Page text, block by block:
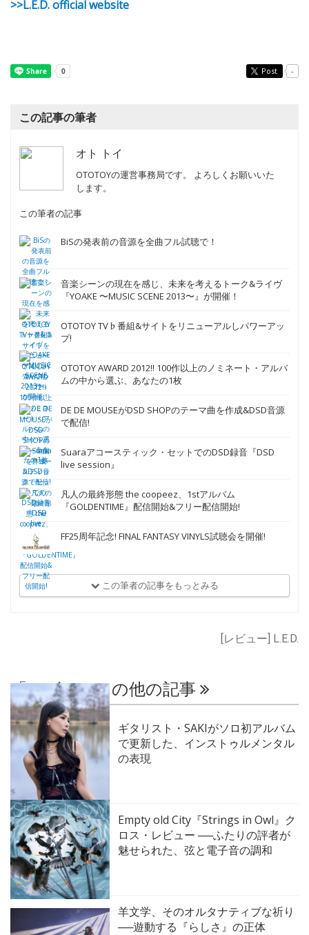
>>L.E.D. official website
Post -
この記事の筆者
オト トイ
OTOTOYの運営事務局です。 よろしくお願いいた
します。
この筆者の記事
BiSの発表前の音源を全曲フル試聴で！
音楽シーンの現在を感じ、未来を考えるトーク&ライヴ
『YOAKE 〜MUSIC SCENE 2013〜』が開催！
OTOTOY TV♭番組&サイトをリニューアルしパワーアッ
プ!
OTOTOY AWARD 2012!! 100作以上のノミネート・アルバ
ムの中から選ぶ、あなたの1枚
DE DE MOUSEがDSD SHOPのテーマ曲を作成&DSD音源
で配信!
Suaraアコースティック・セットでのDSD録音『DSD
live session』
凡人の最終形態 the coopeez、1stアルバム
『GOLDENTIME』配信開始&フリー配信開始!
FF25周年記念! FINAL FANTASY VINYLS試聴会を開催!
この筆者の記事をもっとみる
[レビュー] L.E.D.
「レビュー」の他の記事
ギタリスト・SAKIがソロ初アルバム
で更新した、インストゥルメンタル
の表現
Empty old City『Strings in Owl』ク
ロス・レビュー ──ふたりの評者が
魅せられた、弦と電子音の調和
羊文学、そのオルタナティブな祈り
──遊動する『らしさ』の正体